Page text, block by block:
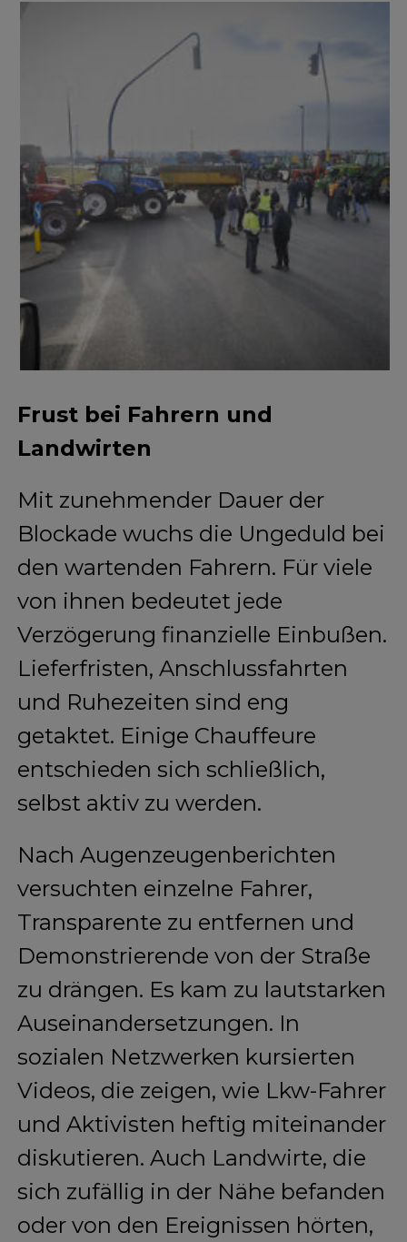
Frust bei Fahrern und
Landwirten
Mit zunehmender Dauer der
Blockade wuchs die Ungeduld bei
den wartenden Fahrern. Für viele
von ihnen bedeutet jede
Verzögerung finanzielle Einbußen.
Lieferfristen, Anschlussfahrten
und Ruhezeiten sind eng
getaktet. Einige Chauffeure
entschieden sich schließlich,
selbst aktiv zu werden.
Nach Augenzeugenberichten
versuchten einzelne Fahrer,
Transparente zu entfernen und
Demonstrierende von der Straße
zu drängen. Es kam zu lautstarken
Auseinandersetzungen. In
sozialen Netzwerken kursierten
Videos, die zeigen, wie Lkw-Fahrer
und Aktivisten heftig miteinander
diskutieren. Auch Landwirte, die
sich zufällig in der Nähe befanden
oder von den Ereignissen hörten,